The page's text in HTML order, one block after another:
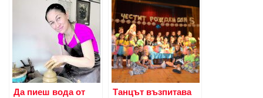
Да пиеш вода от
Танцът възпитава